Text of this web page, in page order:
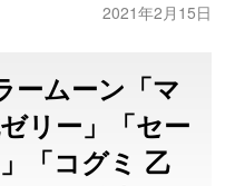
2021年2月15日
ームーン「マ
リー」「セー
「コグミ 乙